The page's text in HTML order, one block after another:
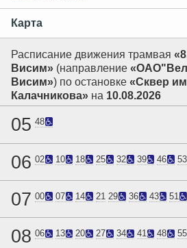
Карта
Расписание движения трамвая
Висим» (направление
Висим») по остановке «Сквер
Калачникова» на 10.08.2026
05 48
06 02 10 18 25 32 39 46 53
07 00 07 14 21 29 36 43 51
08 06 13 20 27 34 41 48 55